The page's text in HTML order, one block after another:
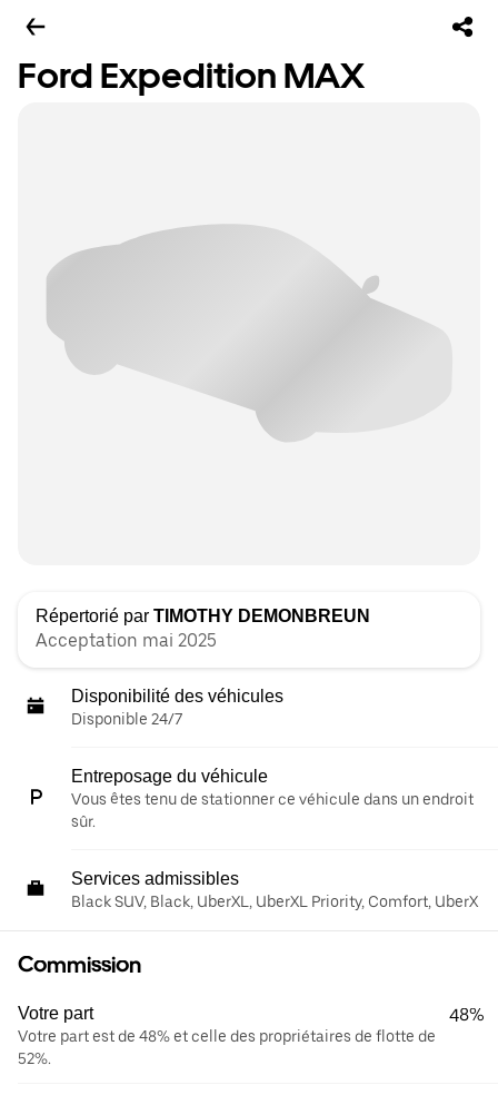
Ford Expedition MAX
Répertorié par TIMOTHY DEMONBREUN
Acceptation mai 2025
Disponibilité des véhicules
Disponible 24/7
Entreposage du véhicule
Vous êtes tenu de stationner ce véhicule dans un endroit
sûr.
Services admissibles
Black SUV, Black, UberXL, UberXL Priority, Comfort, UberX
Commission
Votre part
Votre part est de 48% et celle des propriétaires de flotte de
52%.
48%